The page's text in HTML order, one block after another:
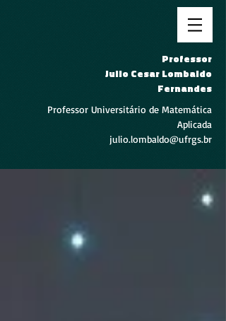
Professor
Julio Cesar Lombaldo
Fernandes
Professor Universitário de Matemática
Aplicada
julio.lombaldo@ufrgs.br